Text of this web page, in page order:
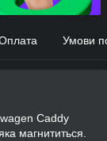
Умови
Caddy
магнититься.